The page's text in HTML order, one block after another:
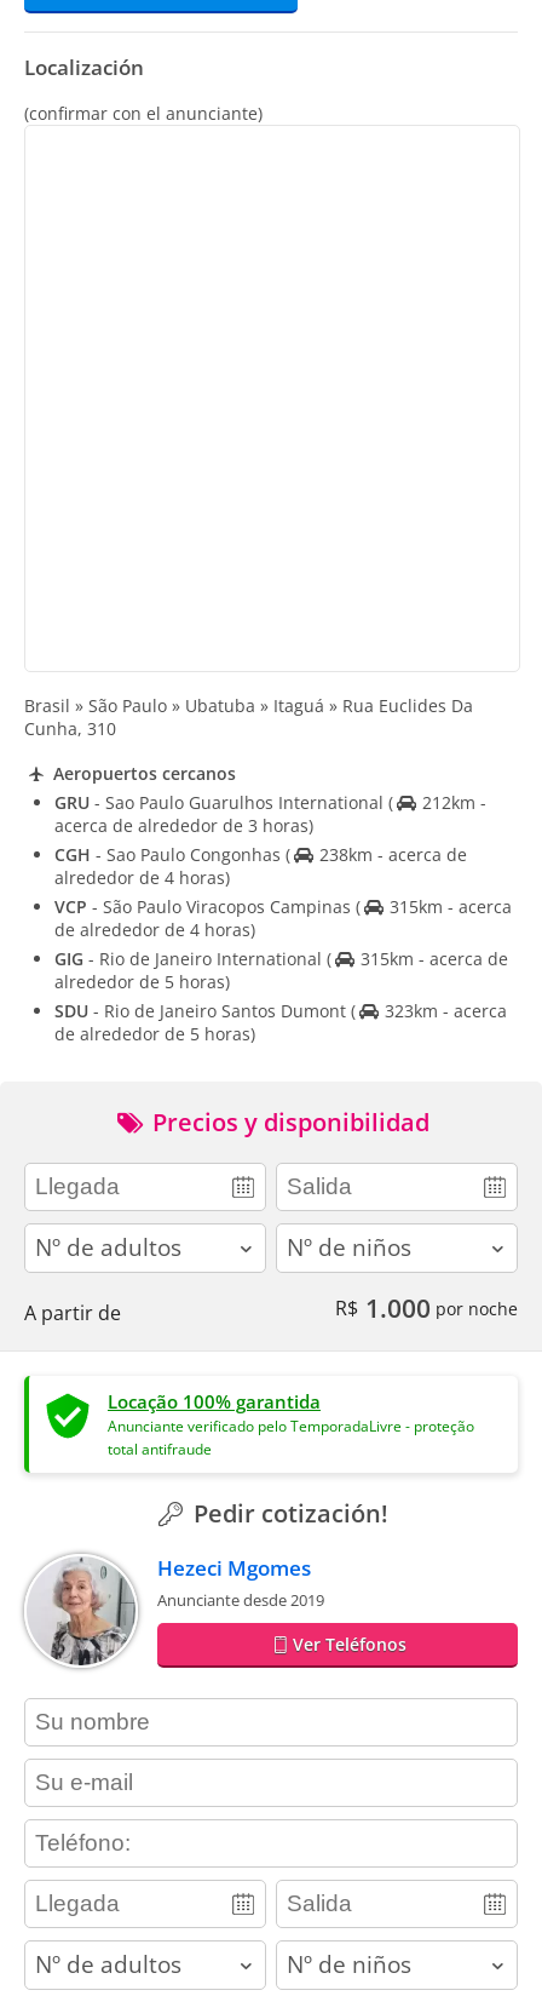
Localización
(confirmar con el anunciante)
Brasil » São Paulo » Ubatuba » Itaguá » Rua Euclides Da
Cunha, 310
Aeropuertos cercanos
GRU - Sao Paulo Guarulhos International (
212km -
acerca de alrededor de 3 horas)
CGH - Sao Paulo Congonhas (
238km - acerca de
alrededor de 4 horas)
VCP - São Paulo Viracopos Campinas (
315km - acerca
de alrededor de 4 horas)
GIG - Rio de Janeiro International (
315km - acerca de
alrededor de 5 horas)
SDU - Rio de Janeiro Santos Dumont (
323km - acerca
de alrededor de 5 horas)
Precios y disponibilidad
adults children
A partir de R$ 1.000 por noche
Locação 100% garantida
Anunciante verificado pelo TemporadaLivre - proteção
total antifraude
Pedir cotización!
Hezeci Mgomes
Anunciante desde 2019
Ver Teléfonos
contact_name
contact_email
contact_phone
adults children